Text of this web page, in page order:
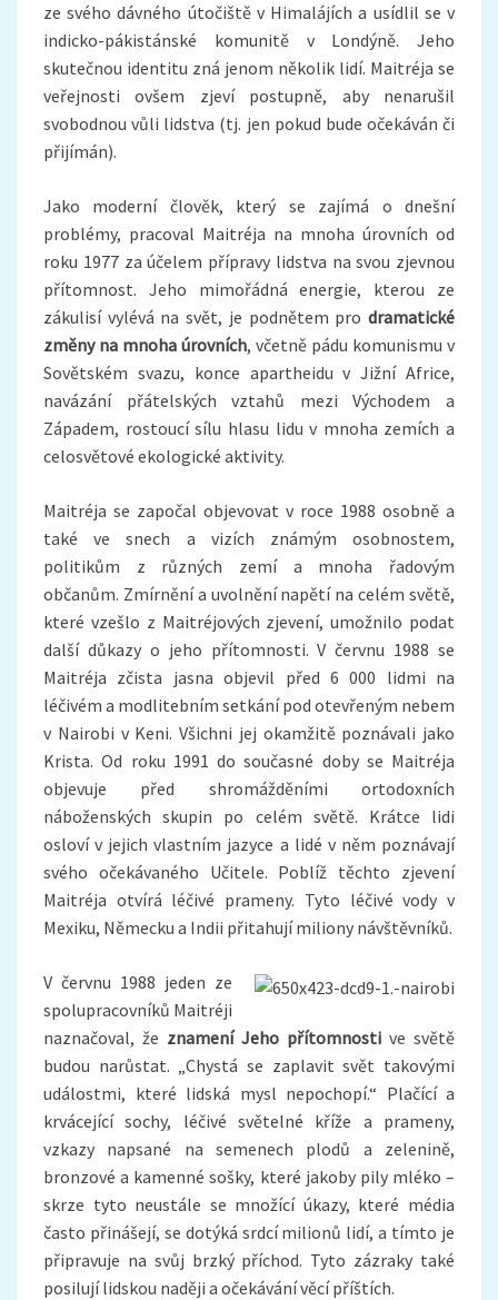
ze svého dávného útočiště v Himalájích a usídlil se v
indicko-pákistánské komunitě v Londýně. Jeho
skutečnou identitu zná jenom několik lidí. Maitréja se
veřejnosti ovšem zjeví postupně, aby nenarušil
svobodnou vůli lidstva (tj. jen pokud bude očekáván či
přijímán).
Jako moderní člověk, který se zajímá o dnešní
problémy, pracoval Maitréja na mnoha úrovních od
roku 1977 za účelem přípravy lidstva na svou zjevnou
přítomnost. Jeho mimořádná energie, kterou ze
zákulisí vylévá na svět, je podnětem pro dramatické
změny na mnoha úrovních, včetně pádu komunismu v
Sovětském svazu, konce apartheidu v Jižní Africe,
navázání přátelských vztahů mezi Východem a
Západem, rostoucí sílu hlasu lidu v mnoha zemích a
celosvětové ekologické aktivity.
Maitréja se započal objevovat v roce 1988 osobně a
také ve snech a vizích známým osobnostem,
politikům z různých zemí a mnoha řadovým
občanům. Zmírnění a uvolnění napětí na celém světě,
které vzešlo z Maitréjových zjevení, umožnilo podat
další důkazy o jeho přítomnosti. V červnu 1988 se
Maitréja zčista jasna objevil před 6 000 lidmi na
léčivém a modlitebním setkání pod otevřeným nebem
v Nairobi v Keni. Všichni jej okamžitě poznávali jako
Krista. Od roku 1991 do současné doby se Maitréja
objevuje před shromážděními ortodoxních
náboženských skupin po celém světě. Krátce lidi
osloví v jejich vlastním jazyce a lidé v něm poznávají
svého očekávaného Učitele. Poblíž těchto zjevení
Maitréja otvírá léčivé prameny. Tyto léčivé vody v
Mexiku, Německu a Indii přitahují miliony návštěvníků.
V červnu 1988 jeden ze
spolupracovníků Maitréji
naznačoval, že znamení Jeho přítomnosti ve světě
budou narůstat. „Chystá se zaplavit svět takovými
událostmi, které lidská mysl nepochopí.“ Plačící a
krvácející sochy, léčivé světelné kříže a prameny,
vzkazy napsané na semenech plodů a zelenině,
bronzové a kamenné sošky, které jakoby pily mléko –
skrze tyto neustále se množící úkazy, které média
často přinášejí, se dotýká srdcí milionů lidí, a tímto je
připravuje na svůj brzký příchod. Tyto zázraky také
posilují lidskou naději a očekávání věcí příštích.